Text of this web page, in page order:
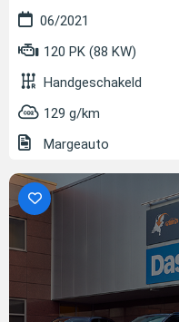
06/2021
120 PK (88 KW)
Handgeschakeld
129 g/km
Margeauto